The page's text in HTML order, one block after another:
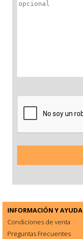
INFORMACIÓN Y AYUDA
Condiciones de venta
Preguntas Frecuentes